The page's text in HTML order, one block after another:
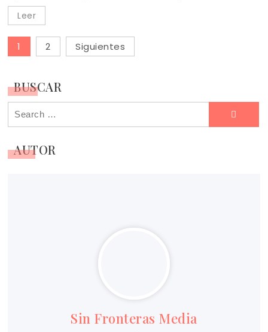
Leer
Paginación
entradas
1 2 Siguientes
BUSCAR
for:
AUTOR
Sin Fronteras Media